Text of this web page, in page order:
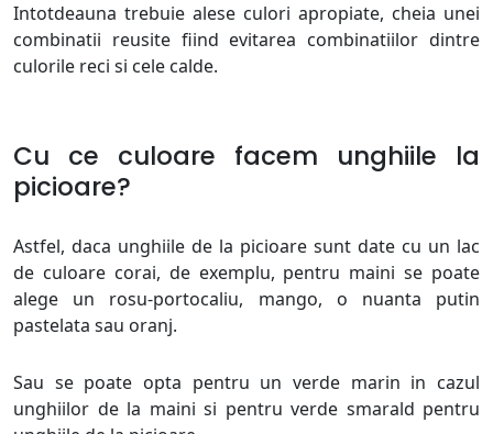
Intotdeauna trebuie alese culori apropiate, cheia unei
combinatii reusite fiind evitarea combinatiilor dintre
culorile reci si cele calde.
Cu ce culoare facem unghiile la
picioare?
Astfel, daca unghiile de la picioare sunt date cu un lac
de culoare corai, de exemplu, pentru maini se poate
alege un rosu-portocaliu, mango, o nuanta putin
pastelata sau oranj.
Sau se poate opta pentru un verde marin in cazul
unghiilor de la maini si pentru verde smarald pentru